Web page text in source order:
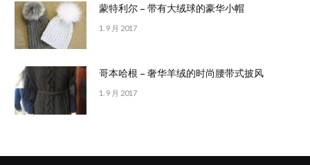
蒙特利尔 – 带有大绒球的豪华小帽
1. 9 月 2017
哥本哈根 – 奢华羊绒的时尚腰带式披风
1. 9 月 2017